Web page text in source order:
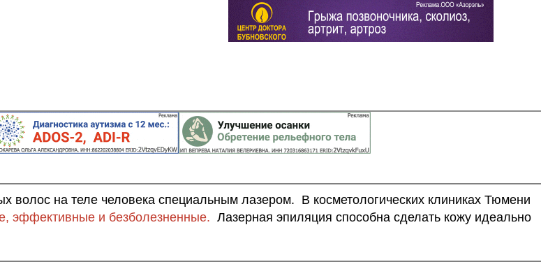
на теле человека специальным лазером. В косметологических клиниках Тюмени
эффективные и безболезненные. Лазерная эпиляция способна сделать кожу идеально